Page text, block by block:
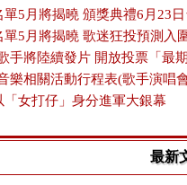
單5月將揭曉 頒獎典禮6月23
單5月將揭曉 歌迷狂投預測入
手將陸續發片 開放投票「最
樂相關活動行程表(歌手演唱
「女打仔」身分進軍大銀幕
最新